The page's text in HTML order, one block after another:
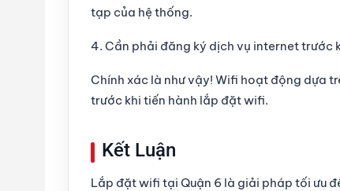
tạp của hệ thống.
4. Cần phải đăng ký dịch vụ internet trước
Chính xác là như vậy! Wifi hoạt động dựa
trước khi tiến hành lắp đặt wifi.
Kết Luận
Lắp đặt wifi tại Quận 6 là giải pháp tối ưu